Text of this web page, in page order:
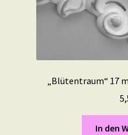
„Blütentraum“ 17
In den